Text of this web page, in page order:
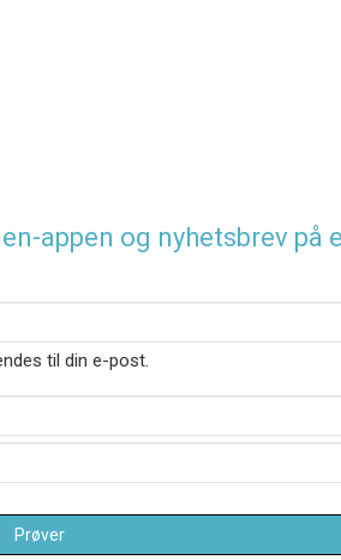
appen og nyhetsbrev på
til din e-post.
Prøver